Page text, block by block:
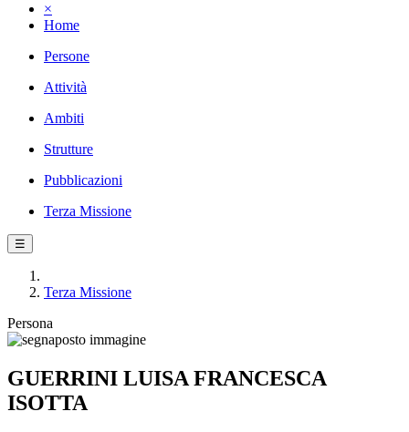
×
Home
Persone
Attività
Ambiti
Strutture
Pubblicazioni
Terza Missione
☰
Terza Missione
Persona
GUERRINI LUISA FRANCESCA
ISOTTA